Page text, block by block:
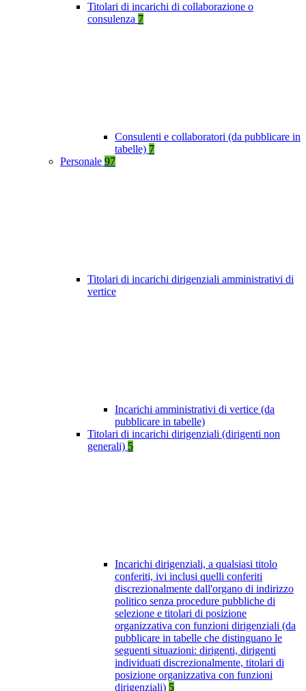
Titolari di incarichi di collaborazione o
consulenza 7
Consulenti e collaboratori (da pubblicare in
tabelle) 7
Personale 97
Titolari di incarichi dirigenziali amministrativi di
vertice
Incarichi amministrativi di vertice (da
pubblicare in tabelle)
Titolari di incarichi dirigenziali (dirigenti non
generali) 5
Incarichi dirigenziali, a qualsiasi titolo
conferiti, ivi inclusi quelli conferiti
discrezionalmente dall'organo di indirizzo
politico senza procedure pubbliche di
selezione e titolari di posizione
organizzativa con funzioni dirigenziali (da
pubblicare in tabelle che distinguano le
seguenti situazioni: dirigenti, dirigenti
individuati discrezionalmente, titolari di
posizione organizzativa con funzioni
dirigenziali) 5